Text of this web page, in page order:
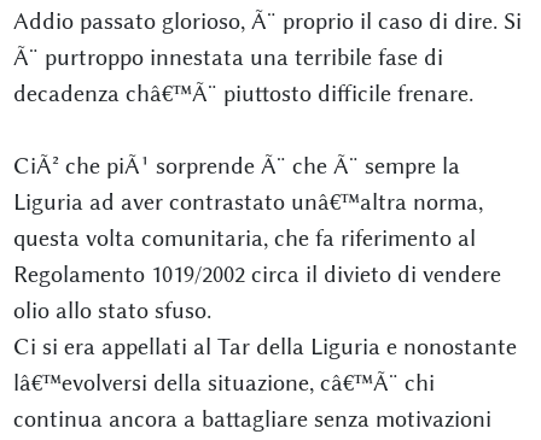
Addio passato glorioso, Ã¨ proprio il caso di dire. Si
Ã¨ purtroppo innestata una terribile fase di
decadenza châ€™Ã¨ piuttosto difficile frenare.
CiÃ² che piÃ¹ sorprende Ã¨ che Ã¨ sempre la
Liguria ad aver contrastato unâ€™altra norma,
questa volta comunitaria, che fa riferimento al
Regolamento 1019/2002 circa il divieto di vendere
olio allo stato sfuso.
Ci si era appellati al Tar della Liguria e nonostante
lâ€™evolversi della situazione, câ€™Ã¨ chi
continua ancora a battagliare senza motivazioni